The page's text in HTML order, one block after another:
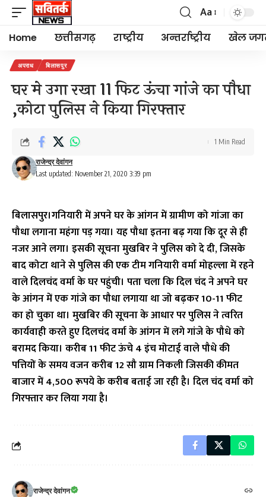
Font
Resizer
Aa
Home छत्तीसगढ़ राष्ट्रीय अन्तर्राष्ट्रीय खेल
अपराध बिलासपुर
घर मे उगा रखा 11 फिट ऊंचा गांजे का पौधा
,कोटा पुलिस ने किया गिरफ्तार
Last updated: November 21, 2020 3:39 pm
राजेन्द्र देवांगन
1 Min Read
बिलासपुर।गनियारी में अपने घर के आंगन में ग्रामीण को गांजा का
पौधा लगाना महंगा पड़ गया। यह पौधा इतना बढ़ गया कि दूर से ही
नजर आने लगा। इसकी सूचना मुखबिर ने पुलिस को दे दी, जिसके
बाद कोटा थाने से पुलिस की एक टीम गनियारी वर्मा मोहल्ला में रहने
वाले दिलचंद वर्मा के घर पहुंची। पता चला कि दिल चंद ने अपने घर
के आंगन में एक गांजे का पौधा लगाया था जो बढ़कर 10-11 फीट
का हो चुका था। मुखबिर की सूचना के आधार पर पुलिस ने त्वरित
कार्यवाही करते हुए दिलचंद वर्मा के आंगन में लगे गांजे के पौधे को
बरामद किया। करीब 11 फीट ऊंचे 4 इंच मोटाई वाले पौधे की
पत्तियों के समय वजन करीब 12 सौ ग्राम निकली जिसकी कीमत
बाजार में 4,500 रूपये के करीब बताई जा रही है। दिल चंद वर्मा को
गिरफ्तार कर लिया गया है।
राजेन्द्र देवांगन